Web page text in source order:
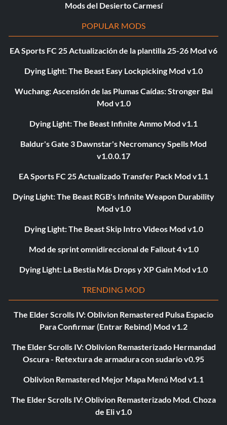
Mods del Desierto Carmesí
POPULAR MODS
EA Sports FC 25 Actualización de la plantilla 25-26 Mod v6
Dying Light: The Beast Easy Lockpicking Mod v1.0
Wuchang: Ascensión de las Plumas Caídas: Stronger Bai
Mod v1.0
Dying Light: The Beast Infinite Ammo Mod v1.1
Baldur's Gate 3 Dawnstar's Necromancy Spells Mod
v1.0.0.17
EA Sports FC 25 Actualizado Transfer Pack Mod v1.1
Dying Light: The Beast RGB's Infinite Weapon Durability
Mod v1.0
Dying Light: The Beast Skip Intro Videos Mod v1.0
Mod de sprint omnidireccional de Fallout 4 v1.0
Dying Light: La Bestia Más Drops y XP Gain Mod v1.0
TRENDING MOD
The Elder Scrolls IV: Oblivion Remastered Pulsa Espacio
Para Confirmar (Entrar Rebind) Mod v1.2
The Elder Scrolls IV: Oblivion Remasterizado Hermandad
Oscura - Retextura de armadura con sudario v0.95
Oblivion Remastered Mejor Mapa Menú Mod v1.1
The Elder Scrolls IV: Oblivion Remasterizado Mod. Choza
de Eli v1.0